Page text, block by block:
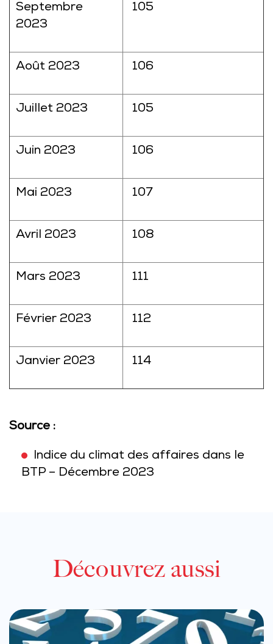
Septembre
2023
105
Août 2023 106
Juillet 2023 105
Juin 2023 106
Mai 2023 107
Avril 2023 108
Mars 2023 111
Février 2023 112
Janvier 2023 114
Source :
Indice du climat des affaires dans le
BTP – Décembre 2023
Découvrez aussi